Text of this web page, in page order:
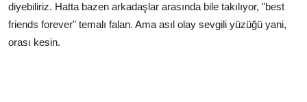
diyebiliriz. Hatta bazen arkadaşlar arasında bile takılıyor, "best
friends forever" temalı falan. Ama asıl olay sevgili yüzüğü yani,
orası kesin.